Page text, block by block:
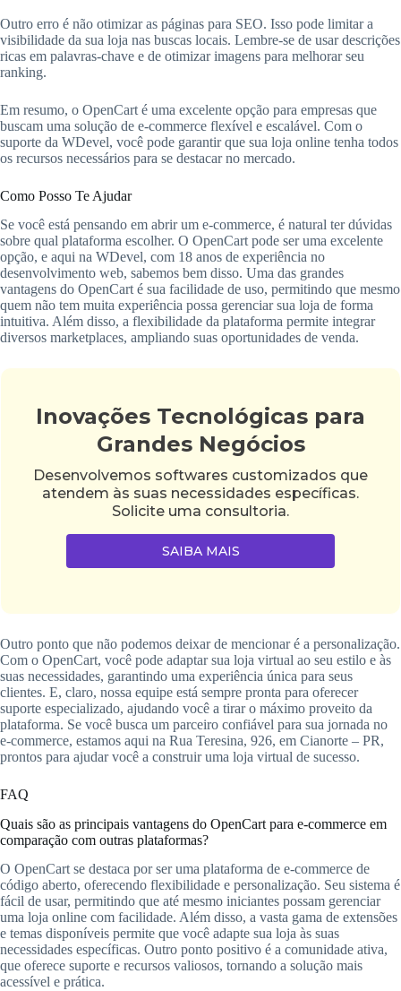
Outro erro é não otimizar as páginas para SEO. Isso pode limitar a
visibilidade da sua loja nas buscas locais. Lembre-se de usar descrições
ricas em palavras-chave e de otimizar imagens para melhorar seu
ranking.
Em resumo, o OpenCart é uma excelente opção para empresas que
buscam uma solução de e-commerce flexível e escalável. Com o
suporte da WDevel, você pode garantir que sua loja online tenha todos
os recursos necessários para se destacar no mercado.
Como Posso Te Ajudar
Se você está pensando em abrir um e-commerce, é natural ter dúvidas
sobre qual plataforma escolher. O OpenCart pode ser uma excelente
opção, e aqui na WDevel, com 18 anos de experiência no
desenvolvimento web, sabemos bem disso. Uma das grandes
vantagens do OpenCart é sua facilidade de uso, permitindo que mesmo
quem não tem muita experiência possa gerenciar sua loja de forma
intuitiva. Além disso, a flexibilidade da plataforma permite integrar
diversos marketplaces, ampliando suas oportunidades de venda.
Inovações Tecnológicas para
Grandes Negócios
Desenvolvemos softwares customizados que
atendem às suas necessidades específicas.
Solicite uma consultoria.
SAIBA MAIS
Outro ponto que não podemos deixar de mencionar é a personalização.
Com o OpenCart, você pode adaptar sua loja virtual ao seu estilo e às
suas necessidades, garantindo uma experiência única para seus
clientes. E, claro, nossa equipe está sempre pronta para oferecer
suporte especializado, ajudando você a tirar o máximo proveito da
plataforma. Se você busca um parceiro confiável para sua jornada no
e-commerce, estamos aqui na Rua Teresina, 926, em Cianorte – PR,
prontos para ajudar você a construir uma loja virtual de sucesso.
FAQ
Quais são as principais vantagens do OpenCart para e-commerce em
comparação com outras plataformas?
O OpenCart se destaca por ser uma plataforma de e-commerce de
código aberto, oferecendo flexibilidade e personalização. Seu sistema é
fácil de usar, permitindo que até mesmo iniciantes possam gerenciar
uma loja online com facilidade. Além disso, a vasta gama de extensões
e temas disponíveis permite que você adapte sua loja às suas
necessidades específicas. Outro ponto positivo é a comunidade ativa,
que oferece suporte e recursos valiosos, tornando a solução mais
acessível e prática.